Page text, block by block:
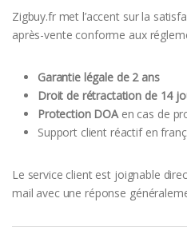
Zigbuy.fr met l’accent sur la
après-vente conforme aux
Garantie légale de 2 ans
Droit de rétractation de 14
Protection DOAen cas de
Support client réactif en
Le service client est joignable
mail avec une réponse